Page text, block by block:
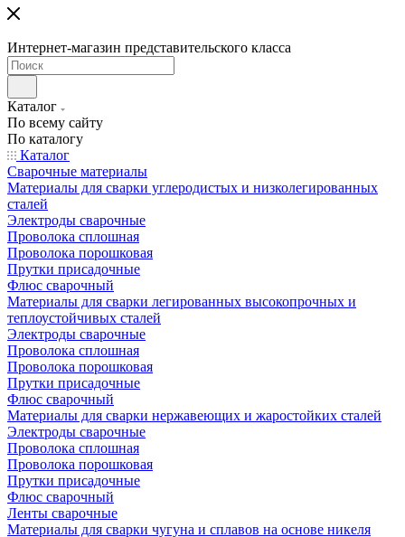
Интернет-магазин представительского класса
Каталог
По всему сайту
По каталогу
Каталог
Сварочные материалы
Материалы для сварки углеродистых и низколегированных
сталей
Электроды сварочные
Проволока сплошная
Проволока порошковая
Прутки присадочные
Флюс сварочный
Материалы для сварки легированных высокопрочных и
теплоустойчивых сталей
Электроды сварочные
Проволока сплошная
Проволока порошковая
Прутки присадочные
Флюс сварочный
Материалы для сварки нержавеющих и жаростойких сталей
Электроды сварочные
Проволока сплошная
Проволока порошковая
Прутки присадочные
Флюс сварочный
Ленты сварочные
Материалы для сварки чугуна и сплавов на основе никеля